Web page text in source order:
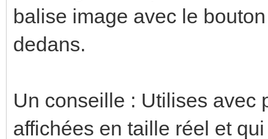
balise image avec le
dedans.
Un conseille : Utilises avec
affichées en taille réel et